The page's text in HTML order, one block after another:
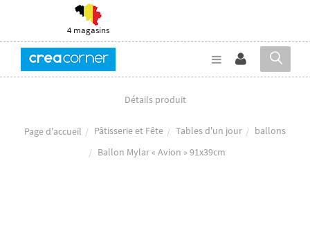
4 magasins
Détails produit
Page d'accueil Pâtisserie et Fête Tables d'un jour
ballons
Ballon Mylar « Avion » 91x39cm